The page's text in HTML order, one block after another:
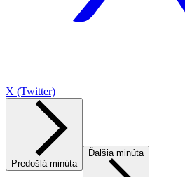
X (Twitter)
Predošlá minúta
Ďalšia minúta